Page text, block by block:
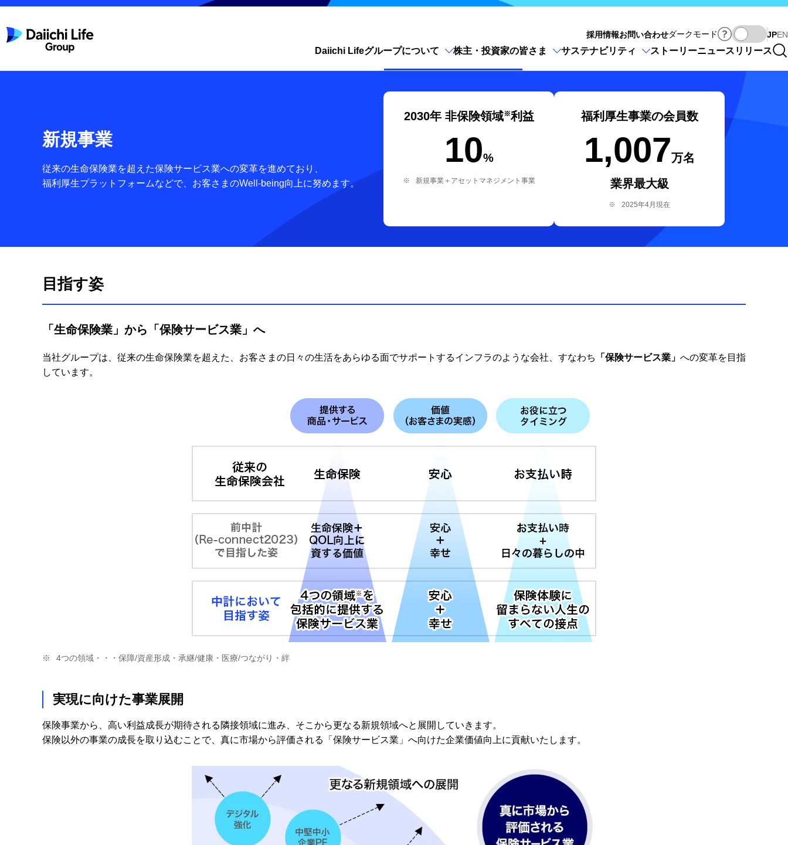
採用情報お問い合わせダークモード JPEN
Daiichi Lifeグループについて 株主・投資家の皆さま サステナビリティ ストーリーニュースリリース
サイト内検索を開く
新規事業
従来の生命保険業を超えた保険サービス業への変革を進めており、
福利厚生プラットフォームなどで、お客さまのWell-being向上に努めます。
2030年 非保険領域※利益
10%
※ 新規事業＋アセットマネジメント事業
福利厚生事業の会員数
1,007万名
業界最大級
※ 2025年4月現在
目指す姿
「生命保険業」から「保険サービス業」へ
当社グループは、従来の生命保険業を超えた、お客さまの日々の生活をあらゆる面でサポートするインフラのような会社、すなわち 「保険サービス業」 への変革を目指
しています。
※ 4つの領域・・・保障/資産形成・承継/健康・医療/つながり・絆
実現に向けた事業展開
保険事業から、高い利益成長が期待される隣接領域に進み、そこから更なる新規領域へと展開していきます。
保険以外の事業の成長を取り込むことで、真に市場から評価される「保険サービス業」へ向けた企業価値向上に貢献いたします。